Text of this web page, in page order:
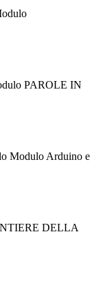
PAROLE IN
Modulo Arduino e
DELLA